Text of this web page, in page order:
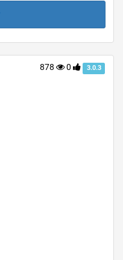
878 0 3.0.3